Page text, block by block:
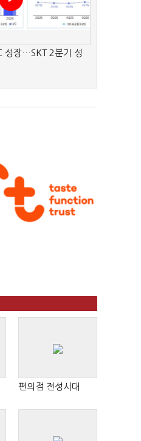
성장…SKT 2분기 성
편의점 전성시대